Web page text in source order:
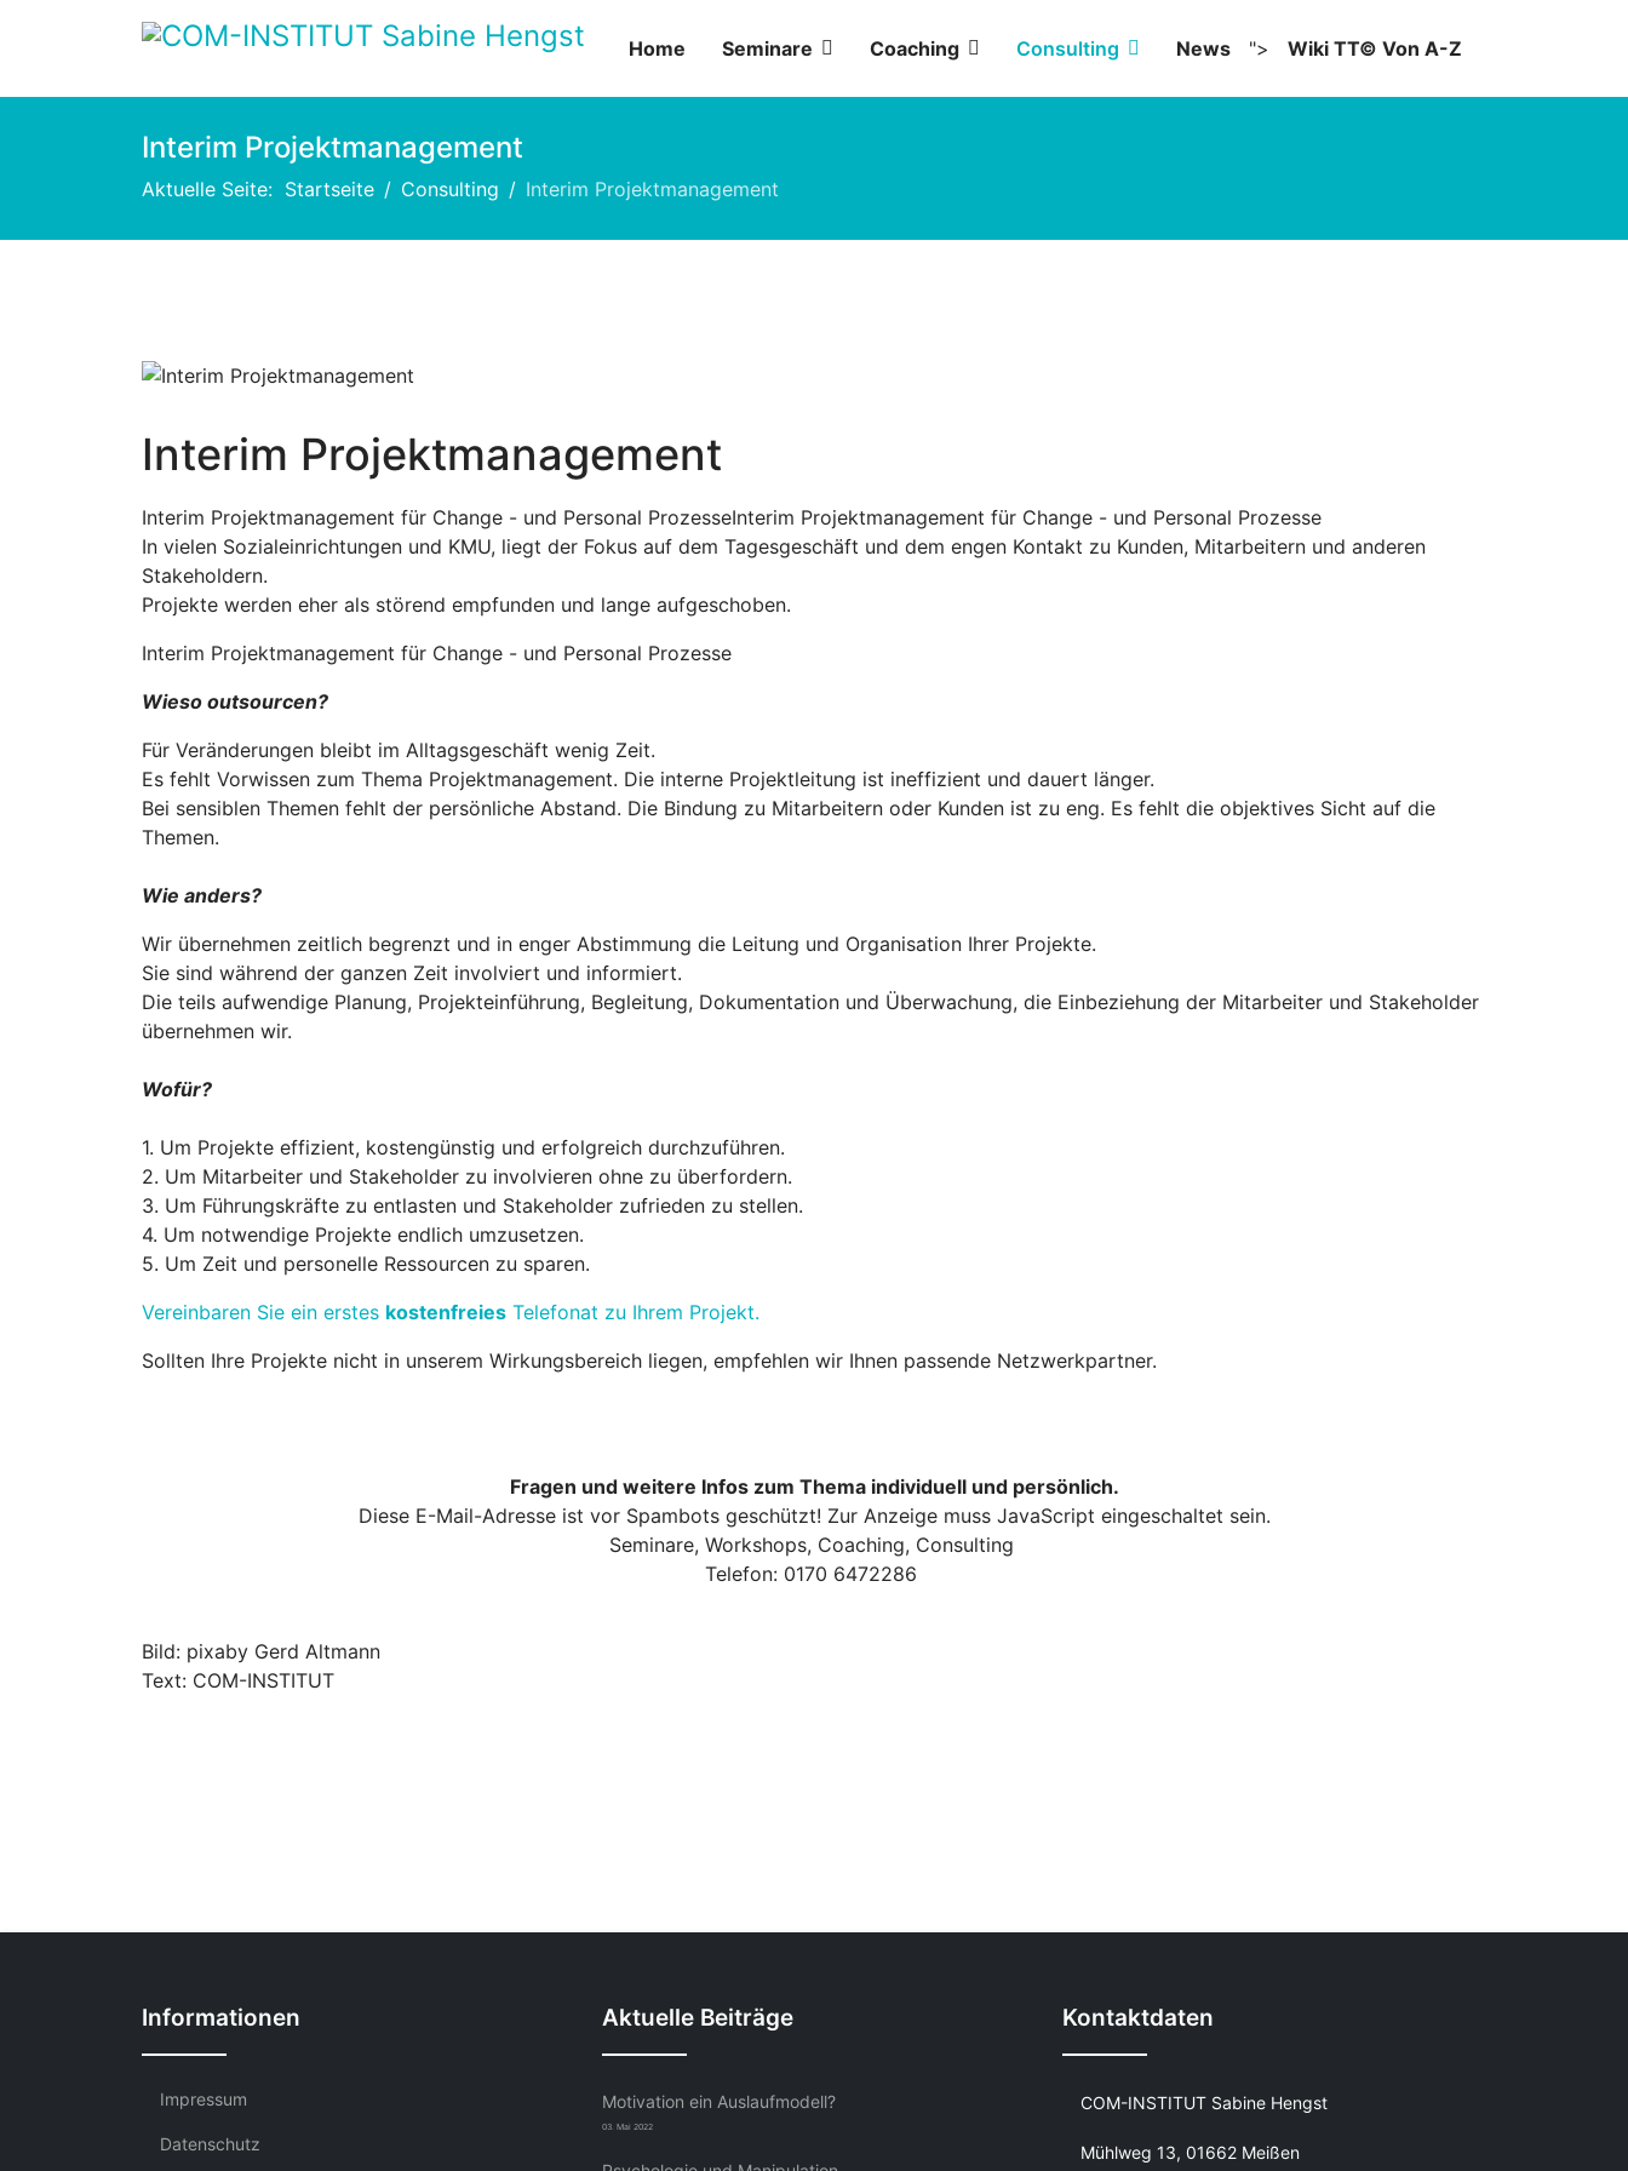
Home Seminare Coaching Consulting News "> Wiki TT© Von A-Z
Interim Projektmanagement
Aktuelle Seite: Startseite Consulting Interim Projektmanagement
Previous
Interim Projektmanagement
Interim Projektmanagement für Change - und Personal ProzesseInterim Projektmanagement für Change - und Personal Prozesse
In vielen Sozialeinrichtungen und KMU, liegt der Fokus auf dem Tagesgeschäft und dem engen Kontakt zu Kunden, Mitarbeitern und anderen
Stakeholdern.
Projekte werden eher als störend empfunden und lange aufgeschoben.
Interim Projektmanagement für Change - und Personal Prozesse
Wieso outsourcen?
Für Veränderungen bleibt im Alltagsgeschäft wenig Zeit.
Es fehlt Vorwissen zum Thema Projektmanagement. Die interne Projektleitung ist ineffizient und dauert länger.
Bei sensiblen Themen fehlt der persönliche Abstand. Die Bindung zu Mitarbeitern oder Kunden ist zu eng. Es fehlt die objektives Sicht auf die
Themen.
Wie anders?
Wir übernehmen zeitlich begrenzt und in enger Abstimmung die Leitung und Organisation Ihrer Projekte.
Sie sind während der ganzen Zeit involviert und informiert.
Die teils aufwendige Planung, Projekteinführung, Begleitung, Dokumentation und Überwachung, die Einbeziehung der Mitarbeiter und Stakeholder
übernehmen wir.
Wofür?
1. Um Projekte effizient, kostengünstig und erfolgreich durchzuführen.
2. Um Mitarbeiter und Stakeholder zu involvieren ohne zu überfordern.
3. Um Führungskräfte zu entlasten und Stakeholder zufrieden zu stellen.
4. Um notwendige Projekte endlich umzusetzen.
5. Um Zeit und personelle Ressourcen zu sparen.
Vereinbaren Sie ein erstes kostenfreies Telefonat zu Ihrem Projekt.
Sollten Ihre Projekte nicht in unserem Wirkungsbereich liegen, empfehlen wir Ihnen passende Netzwerkpartner.
Fragen und weitere Infos zum Thema individuell und persönlich.
Diese E-Mail-Adresse ist vor Spambots geschützt! Zur Anzeige muss JavaScript eingeschaltet sein.
Seminare, Workshops, Coaching, Consulting
Telefon: 0170 6472286
Bild: pixaby Gerd Altmann
Text: COM-INSTITUT
Informationen
Impressum
Datenschutz
Aktuelle Beiträge
Motivation ein Auslaufmodell?
03. Mai 2022
Kontaktdaten
COM-INSTITUT Sabine Hengst
Mühlweg 13, 01662 Meißen